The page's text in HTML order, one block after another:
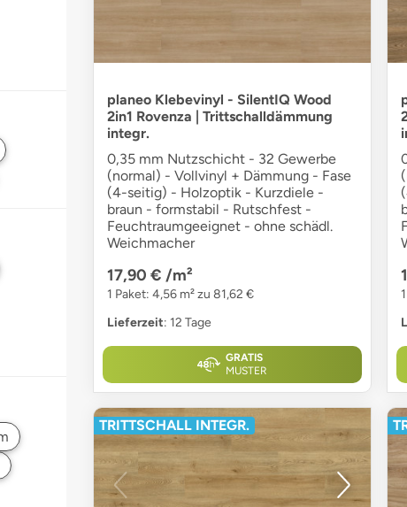
planeo Klebevinyl - SilentIQ Wood
2in1 Rovenza | Trittschalldämmung
integr.
0,35 mm Nutzschicht - 32 Gewerbe
(normal) - Vollvinyl + Dämmung - Fase
(4-seitig) - Holzoptik - Kurzdiele -
braun - formstabil - Rutschfest -
Feuchtraumgeeignet - ohne schädl.
Weichmacher
17,90 € /m²
1 Paket: 4,56 m² zu 81,62 €
Lieferzeit: 12 Tage
GRATIS
MUSTER
TRITTSCHALL INTEGR.